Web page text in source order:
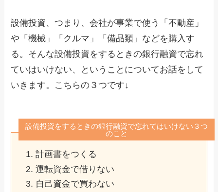
設備投資、つまり、会社が事業で使う「不動産」
や「機械」「クルマ」「備品類」などを購入す
る。そんな設備投資をするときの銀行融資で忘れ
ていはいけない、ということについてお話をして
いきます。こちらの３つです↓
設備投資をするときの銀行融資で忘れてはいけない３つ
のこと
計画書をつくる
運転資金で借りない
自己資金で買わない